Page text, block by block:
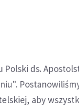
Polski ds.
aby